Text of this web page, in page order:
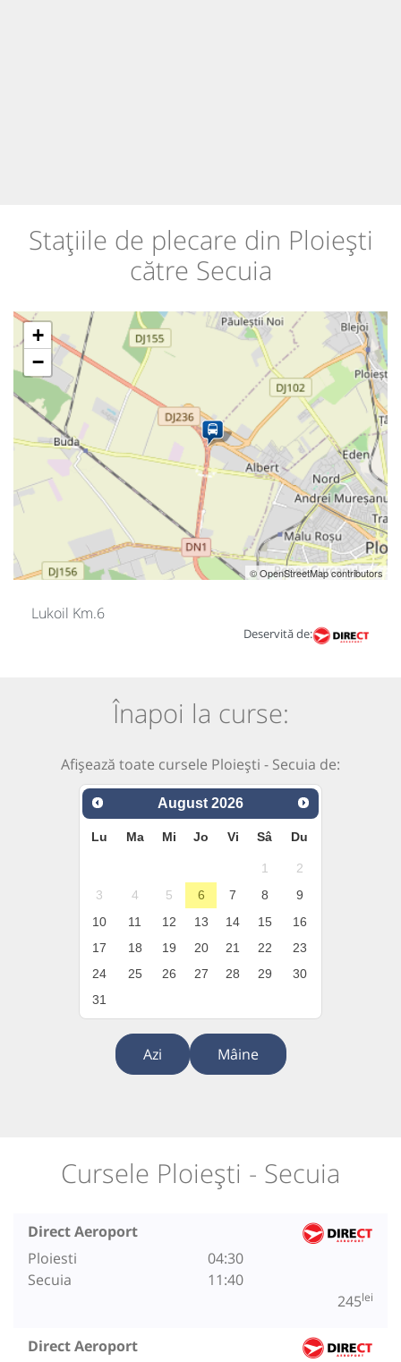
Stațiile de plecare din Ploiești
către Secuia
+
−
© OpenStreetMap contributors
Lukoil Km.6
Deservită de:
Înapoi la curse:
Afișează toate cursele Ploiești - Secuia de:
August 2026
Lu Ma Mi Jo Vi Sâ Du
1
2
3
4 5 6 7 8
9
10
11 12 13 14 15
16
17
18 19 20 21 22
23
24
25 26 27 28 29
30
31
Azi Mâine
Cursele Ploiești - Secuia
Direct Aeroport
Ploiesti
Secuia
04:30
11:40
245lei
Direct Aeroport